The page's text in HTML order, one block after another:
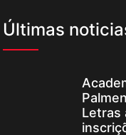
Últimas
Letras